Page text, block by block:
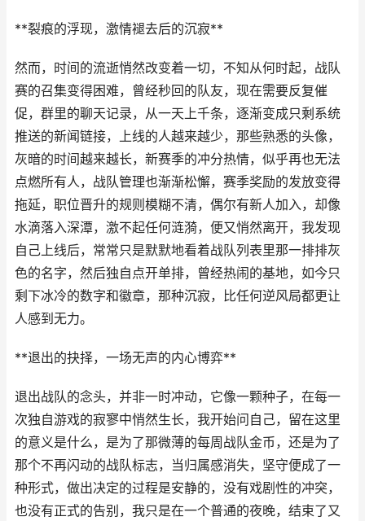
**裂痕的浮现，激情褪去后的沉寂**
然而，时间的流逝悄然改变着一切，不知从何时起，战队
赛的召集变得困难，曾经秒回的队友，现在需要反复催
促，群里的聊天记录，从一天上千条，逐渐变成只剩系统
推送的新闻链接，上线的人越来越少，那些熟悉的头像，
灰暗的时间越来越长，新赛季的冲分热情，似乎再也无法
点燃所有人，战队管理也渐渐松懈，赛季奖励的发放变得
拖延，职位晋升的规则模糊不清，偶尔有新人加入，却像
水滴落入深潭，激不起任何涟漪，便又悄然离开，我发现
自己上线后，常常只是默默地看着战队列表里那一排排灰
色的名字，然后独自点开单排，曾经热闹的基地，如今只
剩下冰冷的数字和徽章，那种沉寂，比任何逆风局都更让
人感到无力。
**退出的抉择，一场无声的内心博弈**
退出战队的念头，并非一时冲动，它像一颗种子，在每一
次独自游戏的寂寥中悄然生长，我开始问自己，留在这里
的意义是什么，是为了那微薄的每周战队金币，还是为了
那个不再闪动的战队标志，当归属感消失，坚守便成了一
种形式，做出决定的过程是安静的，没有戏剧性的冲突，
也没有正式的告别，我只是在一个普通的夜晚，结束了又